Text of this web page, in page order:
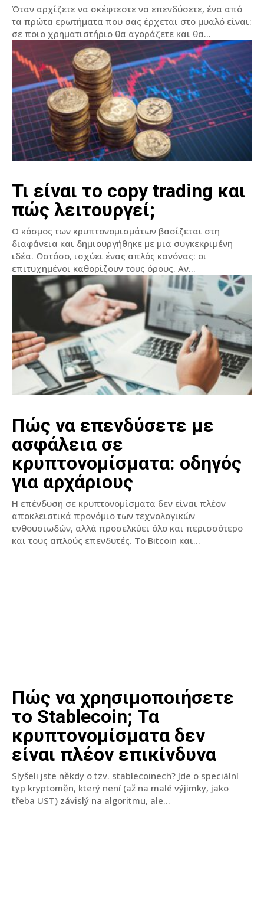
Όταν αρχίζετε να σκέφτεστε να επενδύσετε, ένα από
τα πρώτα ερωτήματα που σας έρχεται στο μυαλό είναι:
σε ποιο χρηματιστήριο θα αγοράζετε και θα...
Τι είναι το copy trading και
πώς λειτουργεί;
Ο κόσμος των κρυπτονομισμάτων βασίζεται στη
διαφάνεια και δημιουργήθηκε με μια συγκεκριμένη
ιδέα. Ωστόσο, ισχύει ένας απλός κανόνας: οι
επιτυχημένοι καθορίζουν τους όρους. Αν...
Πώς να επενδύσετε με
ασφάλεια σε
κρυπτονομίσματα: οδηγός
για αρχάριους
Η επένδυση σε κρυπτονομίσματα δεν είναι πλέον
αποκλειστικά προνόμιο των τεχνολογικών
ενθουσιωδών, αλλά προσελκύει όλο και περισσότερο
και τους απλούς επενδυτές. Το Bitcoin και...
Πώς να χρησιμοποιήσετε
το Stablecoin; Τα
κρυπτονομίσματα δεν
είναι πλέον επικίνδυνα
Slyšeli jste někdy o tzv. stablecoinech? Jde o speciální
typ kryptoměn, který není (až na malé výjimky, jako
třeba UST) závislý na algoritmu, ale...